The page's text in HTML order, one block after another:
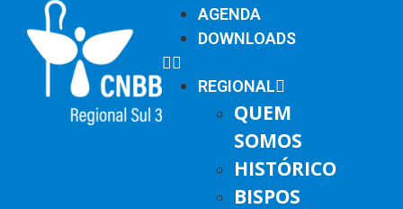
AGENDA
DOWNLOADS
REGIONAL
QUEM
SOMOS
HISTÓRICO
BISPOS